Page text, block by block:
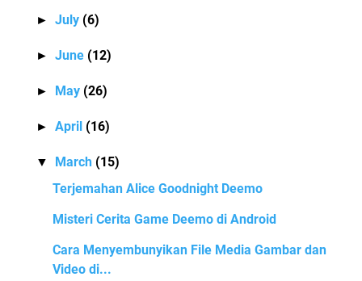
►July (6)
►June (12)
► May (26)
►April (16)
▼ March (15)
Terjemahan Alice Goodnight Deemo
Misteri Cerita Game Deemo di Android
Cara Menyembunyikan File Media Gambar dan
Video di...